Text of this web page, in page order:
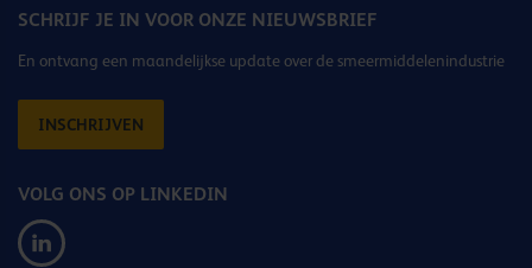
SCHRIJF JE IN VOOR ONZE NIEUWSBRIEF
En ontvang een maandelijkse update over de smeermiddelenindustrie
INSCHRIJVEN
VOLG ONS OP LINKEDIN